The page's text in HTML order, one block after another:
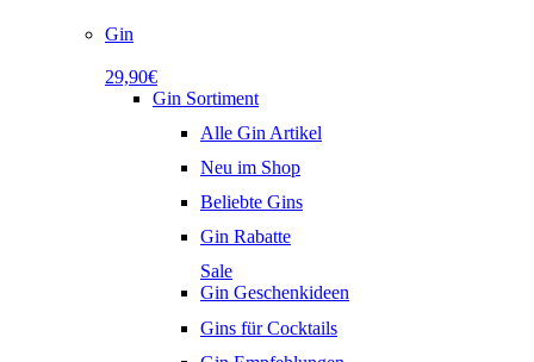
Gin
29,90€
Gin Sortiment
Alle Gin Artikel
Neu im Shop
Beliebte Gins
Gin Rabatte
Sale
Gin Geschenkideen
Gins für Cocktails